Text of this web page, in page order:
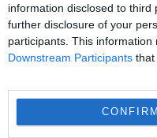
information disclosed to
further disclosure of your
participants. This
Downstream Participants that
CONFIRM
a fost
Eliza
rivali
8